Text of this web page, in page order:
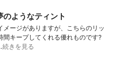
ようなティント
ージがありますが、こちらのリッ
キープしてくれる優れものです?
続きを見る